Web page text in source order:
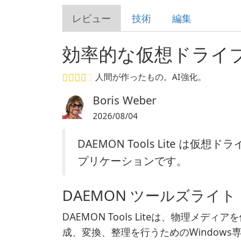
レビュー 技術 編集
効率的な仮想ドライ
人間が作ったもの。AI強化。
Boris Weber
2026/08/04
DAEMON Tools Lite は仮想ドラ
プリケーションです。
DAEMON ツールズライト
DAEMON Tools Liteは、物理メディア
成、変換、整理を行うためのWindows